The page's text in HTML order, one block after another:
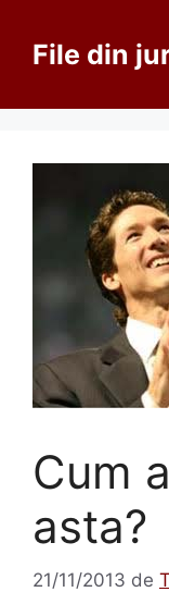
conținutFile din
Cum
asta?
21/11/2013 de